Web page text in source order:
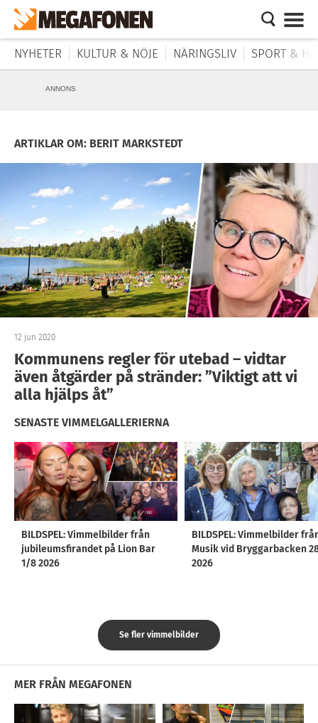
NYHETER KULTUR & NÖJE NÄRINGSLIV SPORT &
ANNONS
ARTIKLAR OM: BERIT MARKSTEDT
12 jun 2020
Kommunens regler för utebad – vidtar
även åtgärder på stränder: ”Viktigt att vi
alla hjälps åt”
SENASTE VIMMELGALLERIERNA
BILDSPEL: Vimmelbilder från
jubileumsfirandet på Lion Bar
1/8 2026
BILDSPEL: Vimmelbilder
Musik vid Bryggarbacken
2026
Se fler vimmelbilder
MER FRÅN MEGAFONEN